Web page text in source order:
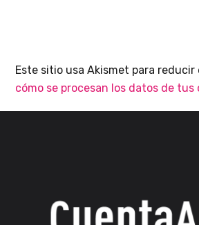
Este sitio usa Akismet para reducir
cómo se procesan los datos de tus